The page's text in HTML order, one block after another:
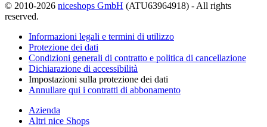
© 2010-2026 niceshops GmbH (ATU63964918) - All rights
reserved.
Informazioni legali e termini di utilizzo
Protezione dei dati
Condizioni generali di contratto e politica di cancellazione
Dichiarazione di accessibilità
Impostazioni sulla protezione dei dati
Annullare qui i contratti di abbonamento
Azienda
Altri nice Shops